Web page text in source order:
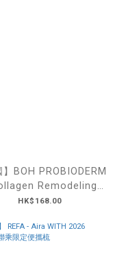
】BOH PROBIODERM
Remodeling
Gel Mask 益生菌膠原
HK$168.00